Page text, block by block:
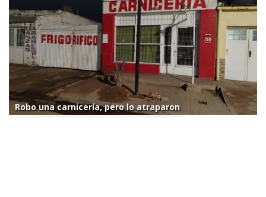
Robo una carnicería, pero lo atraparon